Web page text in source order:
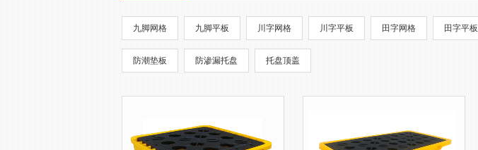
九脚网格 九脚平板 川字网格 川字平板 田字网格 田字平板
防潮垫板 防渗漏托盘 托盘顶盖